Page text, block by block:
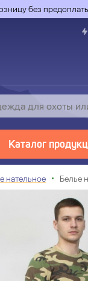
без
Каталог
нательное Белье